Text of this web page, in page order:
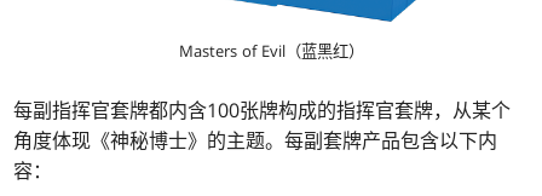
Masters of Evil（蓝黑红）
每副指挥官套牌都内含100张牌构成的指挥官套牌，从某个
角度体现《神秘博士》的主题。每副套牌产品包含以下内
容：